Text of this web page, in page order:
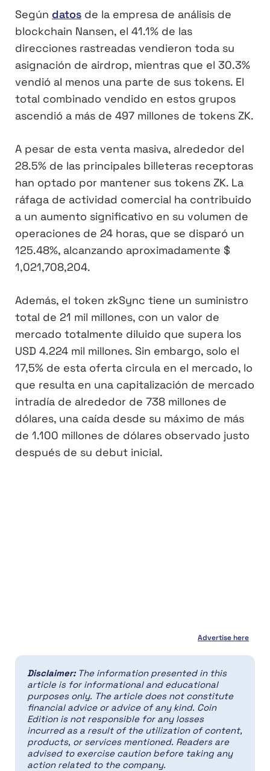
Según datos de la empresa de análisis de
blockchain Nansen, el 41.1% de las
direcciones rastreadas vendieron toda su
asignación de airdrop, mientras que el 30.3%
vendió al menos una parte de sus tokens. El
total combinado vendido en estos grupos
ascendió a más de 497 millones de tokens ZK.
A pesar de esta venta masiva, alrededor del
28.5% de las principales billeteras receptoras
han optado por mantener sus tokens ZK. La
ráfaga de actividad comercial ha contribuido
a un aumento significativo en su volumen de
operaciones de 24 horas, que se disparó un
125.48%, alcanzando aproximadamente $
1,021,708,204.
Además, el token zkSync tiene un suministro
total de 21 mil millones, con un valor de
mercado totalmente diluido que supera los
USD 4.224 mil millones. Sin embargo, solo el
17,5% de esta oferta circula en el mercado, lo
que resulta en una capitalización de mercado
intradía de alrededor de 738 millones de
dólares, una caída desde su máximo de más
de 1.100 millones de dólares observado justo
después de su debut inicial.
Advertise here
Disclaimer: The information presented in this
article is for informational and educational
purposes only. The article does not constitute
financial advice or advice of any kind. Coin
Edition is not responsible for any losses
incurred as a result of the utilization of content,
products, or services mentioned. Readers are
advised to exercise caution before taking any
action related to the company.